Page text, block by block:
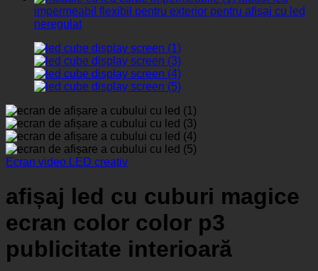
impermeabil flexibil pentru exterior pentru afișaj cu led
neregulat
Ecran video LED creativ
afișaj led cu cuburi magice
ecran color color p3
publicitate interioară